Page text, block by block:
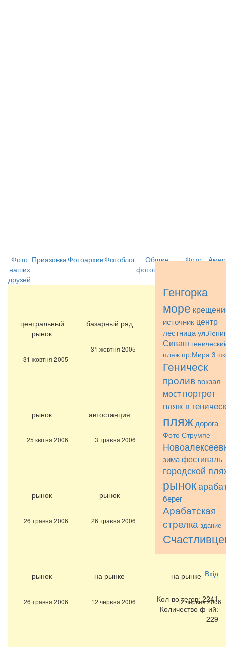
Фото
наших
друзей
ПриазовкаФотоархивФотоблог
Общие
фотографии
Фото
центральный
рынок
31 жовтня 2005
базарный ряд
31 жовтня 2005
у входа на базар
2 березня 2006
рынок
25 квітня 2006
автостанция
3 травня 2006 6 травня 2006
рынок
26 травня 2006
рынок
26 травня 2006
рынок
рынок
26 травня 2006
на рынке
12 червня 2006
на рынке
12 червня 2006
Генгорка
море
источник центр
лестница
Сиваш
пляж пр.Мира 3
Геническ
пролив вокзал
мост портрет
пляж в
пляж дорога
Фото Струмпе
зима фестиваль
городской
рынок
берег
Арабатская
стрелка здание
Вхід
Кол-во тегов: 2241
Количество ф-ий:
229